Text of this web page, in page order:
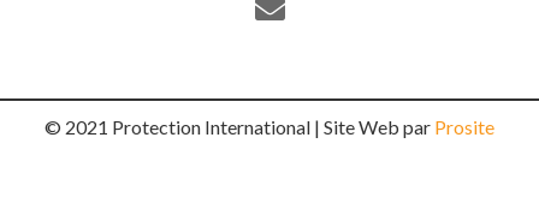
© 2021 Protection International | Site Web par Prosite